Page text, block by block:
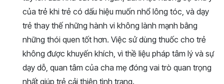
của trẻ khi trẻ có dấu hiệu muốn nhổ lông tóc, và dạy
trẻ thay thế những hành vi không lành mạnh bằng
những thói quen tốt hơn. Việc sử dùng thuốc cho trẻ
không được khuyến khích, vì thề liệu pháp tâm lý và sự
dạy dỗ, quan tâm của cha mẹ đóng vai trò quan trọng
nhất giúp trẻ cải thiện tình trạng.